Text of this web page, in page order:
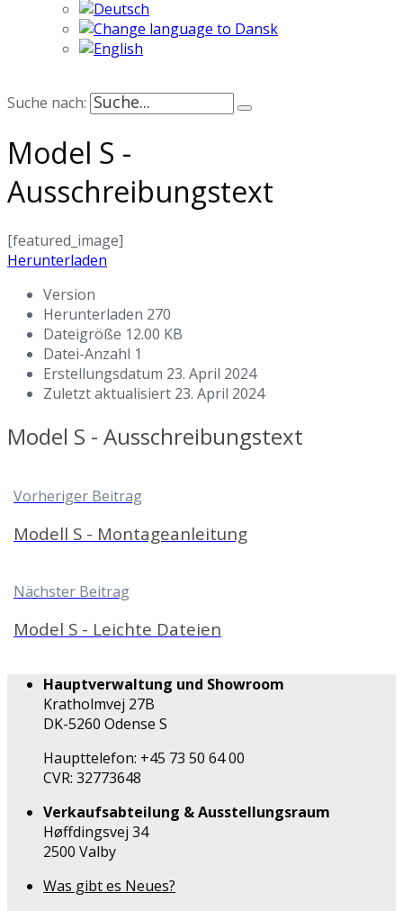
Suche nach:
Model S -
Ausschreibungstext
[featured_image]
Herunterladen
Version
Herunterladen 270
Dateigröße 12.00 KB
Datei-Anzahl 1
Erstellungsdatum 23. April 2024
Zuletzt aktualisiert 23. April 2024
Model S - Ausschreibungstext
Vorheriger Beitrag
Modell S - Montageanleitung
Nächster Beitrag
Model S - Leichte Dateien
Hauptverwaltung und Showroom
Kratholmvej 27B
DK-5260 Odense S
Haupttelefon: +45 73 50 64 00
CVR: 32773648
Verkaufsabteilung & Ausstellungsraum
Høffdingsvej 34
2500 Valby
Was gibt es Neues?